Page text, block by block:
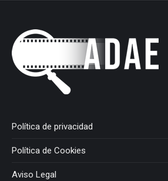
Política de privacidad
Política de Cookies
Aviso Legal